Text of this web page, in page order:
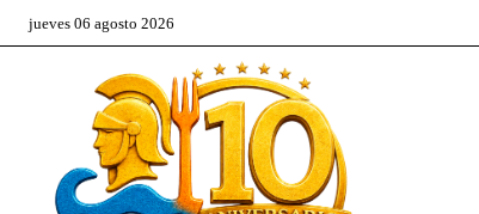
jueves 06 agosto 2026